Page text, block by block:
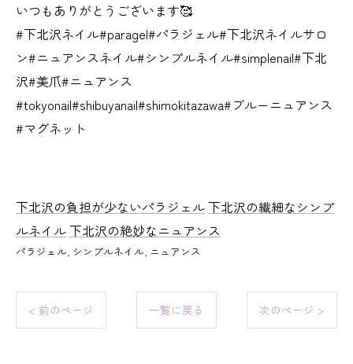
いつもありがとうございます🥰
#下北沢ネイル#paragel#パラジェル#下北沢ネイルサロ
ン#ニュアンスネイル#シンプルネイル#simplenail#下北
沢#美爪#ニュアンス
#tokyonail#shibuyanail#shimokitazawa#ブルーニュアンス
#マグネット
下北沢の負担が少ないパラジェル下北沢の繊細なシンプ
ルネイル下北沢の絶妙なニュアンス
パラジェル シンプルネイル ニュアンス
< 前のページ 一覧に戻る 次のページ >